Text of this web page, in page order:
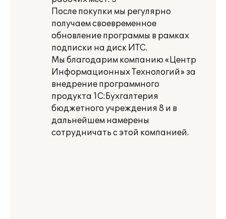
После покупки мы регулярно
получаем своевременное
обновление программы в рамках
подписки на диск ИТС.
Мы благодарим компанию «Центр
Информационных Технологий» за
внедрение программного
продукта 1С:Бухгалтерия
бюджетного учреждения 8 и в
дальнейшем намерены
сотрудничать с этой компанией.